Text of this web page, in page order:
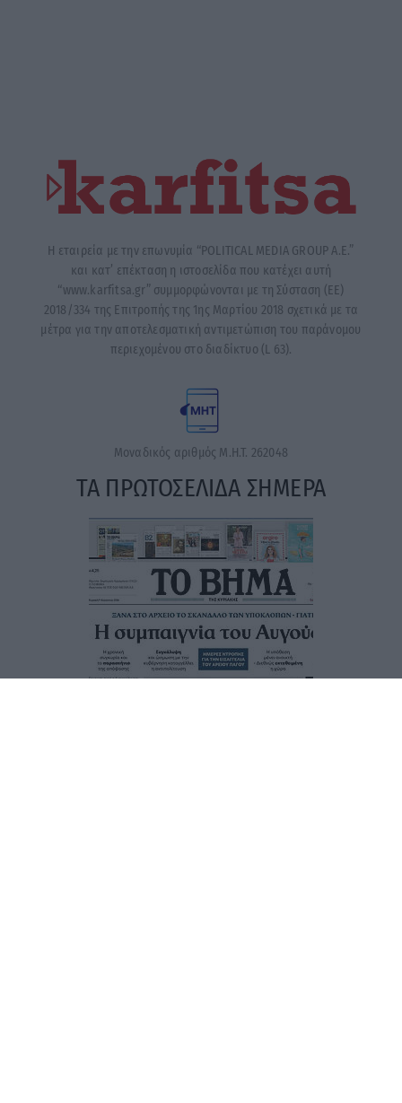
Η εταιρεία με την επωνυμία “POLITICAL MEDIA GROUP A.E.”
και κατ’ επέκταση η ιστοσελίδα που κατέχει αυτή
“www.karfitsa.gr” συμμορφώνονται με τη Σύσταση (ΕΕ)
2018/334 της Επιτροπής της 1ης Μαρτίου 2018 σχετικά με τα
μέτρα για την αποτελεσματική αντιμετώπιση του παράνομου
περιεχομένου στο διαδίκτυο (L 63).
Μοναδικός αριθμός Μ.Η.Τ. 262048
ΤΑ ΠΡΩΤΟΣΕΛΙΔΑ ΣΗΜΕΡΑ